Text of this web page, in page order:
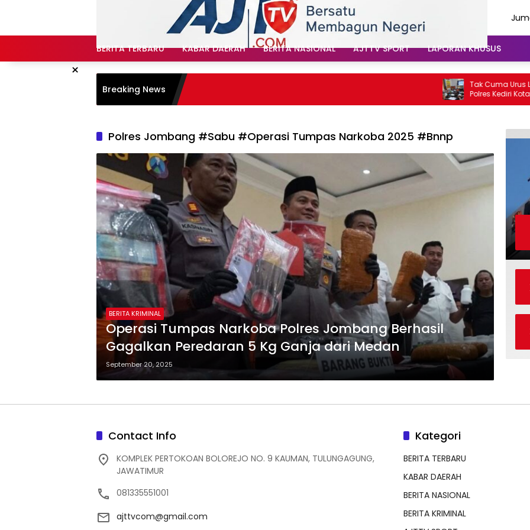
BERITA TERBARU KABAR DAERAH BERITA NASIONAL AJTTV SPORT LAPORAN KHUSUS
×
Breaking News
Tak Cuma Urus Lalu
Polres Kediri Kota
Soal Hoaks Hingga
Polres Jombang #Sabu #Operasi Tumpas Narkoba 2025 #Bnnp
BERITA KRIMINAL
Operasi Tumpas Narkoba Polres Jombang Berhasil
Gagalkan Peredaran 5 Kg Ganja dari Medan
September 20, 2025
Contact Info
KOMPLEK PERTOKOAN BOLOREJO NO. 9 KAUMAN, TULUNGAGUNG,
JAWATIMUR
081335551001
ajttvcom@gmail.com
Kategori
BERITA TERBARU
KABAR DAERAH
BERITA NASIONAL
BERITA KRIMINAL